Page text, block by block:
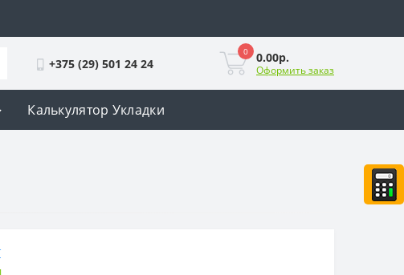
+375 (29) 501 24 24
0 0.00р.
Оформить заказ
Калькулятор Укладки